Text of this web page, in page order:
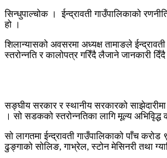
सिन्धुपाल्चोक । ईन्द्रावती गाउँपालिकाको
हो ।
शिलान्यासको अवसरमा अध्यक्ष तामाङले
स्तरोन्नति र कालोपत्र गरिँदै लैजाने जानकारी
सङ्घीय सरकार र स्थानीय सरकारको
। सो सडकको स्तरोन्नतिका लागि मूल्य
सो लागतमा ईन्द्रावती गाउँपालिकाको पाँच
ढुङ्गाको सोलिङ, गाभ्रेल, स्टोन मेसिनरी तथा